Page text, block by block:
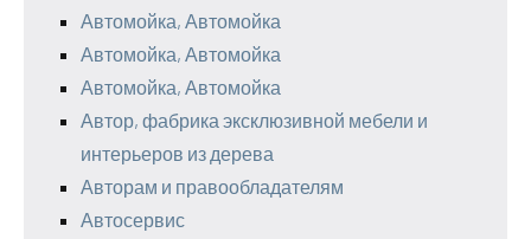
Автомойка, Автомойка
Автомойка, Автомойка
Автомойка, Автомойка
Автор, фабрика эксклюзивной мебели и
интерьеров из дерева
Авторам и правообладателям
Автосервис